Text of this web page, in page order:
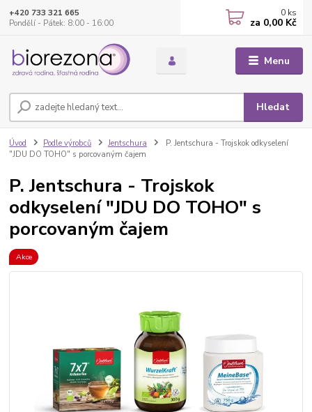
Menu
Hledat
+420 733 321 665
Pondělí - Pátek: 8:00 - 16:00
0 ks
za 0,00 Kč
Úvod Podle výrobců Jentschura
P. Jentschura - Trojskok odkyselení
"JDU DO TOHO" s porcovaným čajem
P. Jentschura - Trojskok
odkyselení "JDU DO TOHO" s
porcovaným čajem
Akce